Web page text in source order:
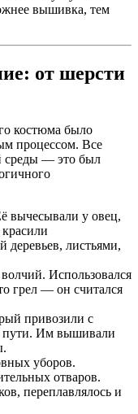
вышивка, тем
от шерсти
костюма было
процессом. Все
среды — это был
вычесывали у овец,
деревьев, листьями,
Использовался
грел — он считался
привозили с
пути. Им вышивали
уборов.
отваров.
переплавлялось и